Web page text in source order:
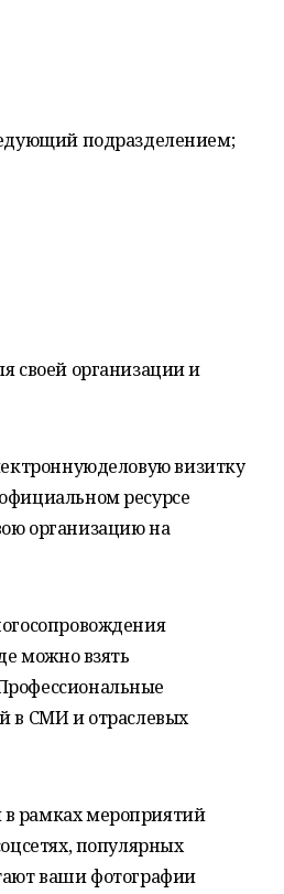
подразделением;
своей организации и
визитку
ресурсе
организацию на
можно взять
в СМИ и отраслевых
рамках мероприятий
популярных
ваши фотографии